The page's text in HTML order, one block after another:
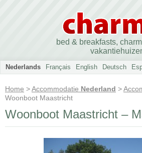
bed & breakfasts,
Nederlands Français English Deutsch
Home >Accommodatie Nederland >
Woonboot Maastricht
Woonboot Maastricht –